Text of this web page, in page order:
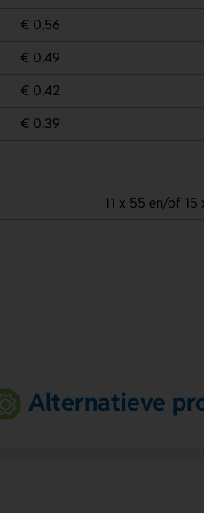
€ 0,56
€ 0,49
€ 0,42
€ 0,39
11 x 55 en/of 15
Alternatieve